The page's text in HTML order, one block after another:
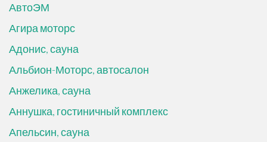
АвтоЭМ
Агира моторс
Адонис, сауна
Альбион-Моторс, автосалон
Анжелика, сауна
Аннушка, гостиничный комплекс
Апельсин, сауна